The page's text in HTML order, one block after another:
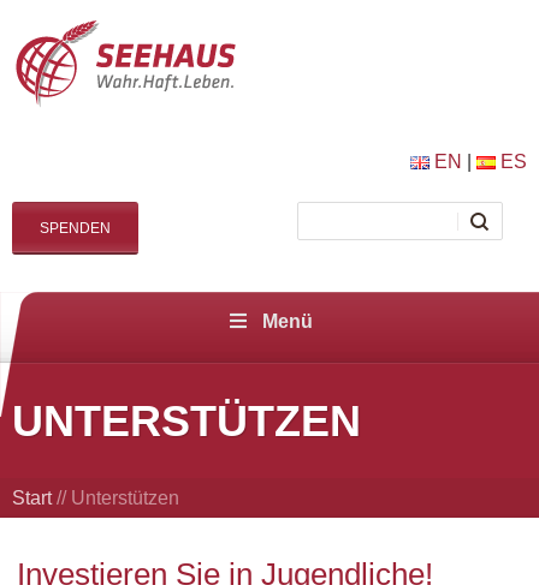
EN ES
SPENDEN
Menü
UNTERSTÜTZEN
Start// Unterstützen
Investieren Sie in Jugendliche!